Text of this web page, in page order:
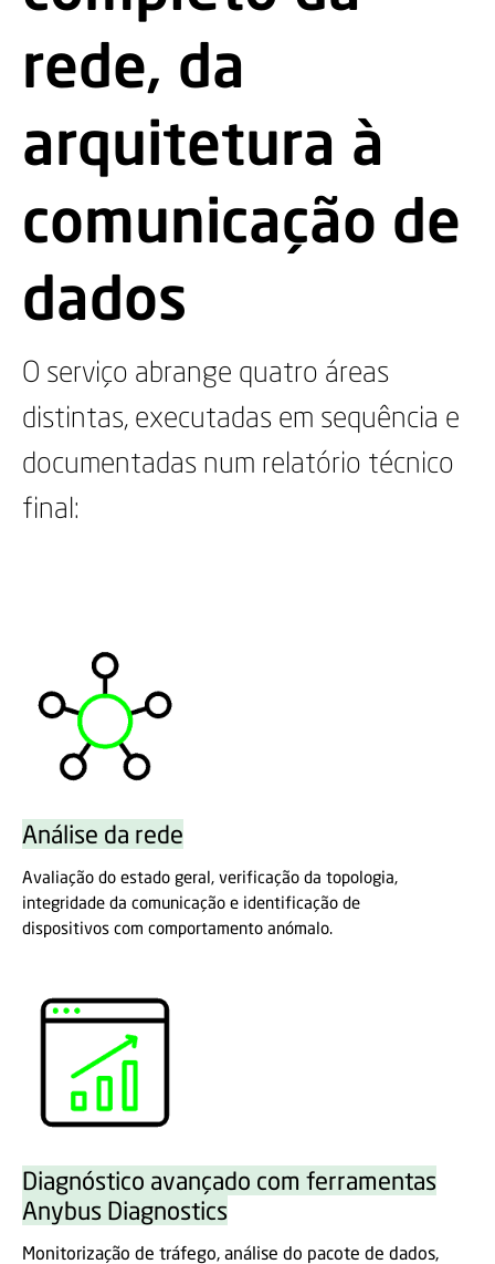
rede, da
arquitetura à
comunicação de
dados
O serviço abrange quatro áreas
distintas, executadas em sequência e
documentadas num relatório técnico
final:
Análise da rede
Avaliação do estado geral, verificação da topologia,
integridade da comunicação e identificação de
dispositivos com comportamento anómalo.
Diagnóstico avançado com ferramentas
Anybus Diagnostics
Monitorização de tráfego, análise do pacote de dados,